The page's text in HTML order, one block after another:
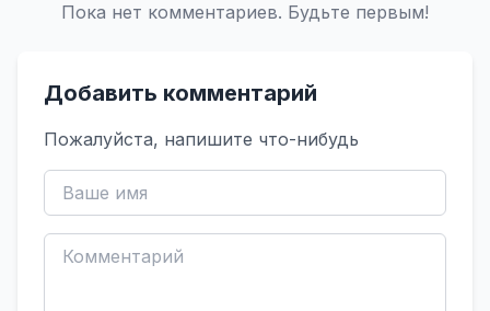
Пока нет комментариев. Будьте первым!
Добавить комментарий
Пожалуйста, напишите что-нибудь